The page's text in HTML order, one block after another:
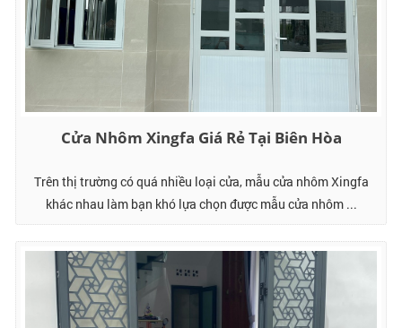
Cửa Nhôm Xingfa Giá Rẻ Tại Biên Hòa
Trên thị trường có quá nhiều loại cửa, mẫu cửa nhôm Xingfa
khác nhau làm bạn khó lựa chọn được mẫu cửa nhôm ...